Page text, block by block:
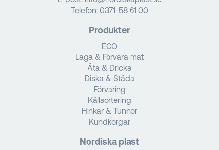
Telefon: 0371-58 61 00
Produkter
ECO
Laga & Förvara mat
Äta & Dricka
Diska & Städa
Förvaring
Källsortering
Hinkar & Tunnor
Kundkorgar
Nordiska plast